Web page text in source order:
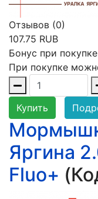
Отзывов (0)
107.75 RUB
Бонус при
При покупке
Купить
Яргина
Fluo+